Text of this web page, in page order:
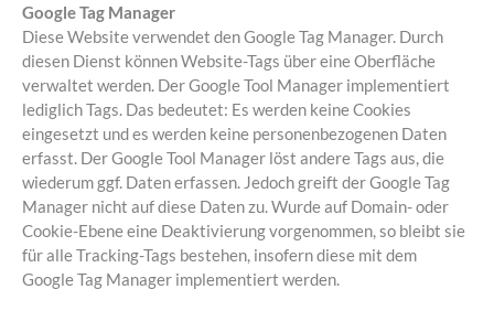
Google Tag Manager
Diese Website verwendet den Google Tag Manager. Durch
diesen Dienst können Website-Tags über eine Oberfläche
verwaltet werden. Der Google Tool Manager implementiert
lediglich Tags. Das bedeutet: Es werden keine Cookies
eingesetzt und es werden keine personenbezogenen Daten
erfasst. Der Google Tool Manager löst andere Tags aus, die
wiederum ggf. Daten erfassen. Jedoch greift der Google Tag
Manager nicht auf diese Daten zu. Wurde auf Domain- oder
Cookie-Ebene eine Deaktivierung vorgenommen, so bleibt sie
für alle Tracking-Tags bestehen, insofern diese mit dem
Google Tag Manager implementiert werden.